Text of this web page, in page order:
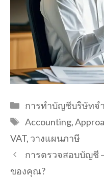
Categories
การทำบัญชีบริษัทจ
Tags
Accounting,
VAT, วางแผนภาษี
การตรวจสอบบัญชี
ของคุณ?